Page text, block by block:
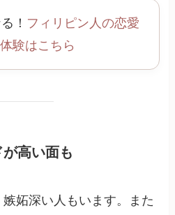
！ フィリピン人の恋愛
験はこちら
高い面も
妬深い人もいます。また